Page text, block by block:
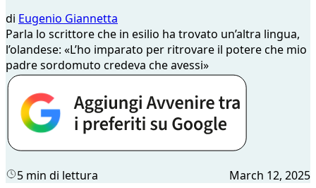
di Eugenio Giannetta
Parla lo scrittore che in esilio ha trovato un’altra lingua,
l’olandese: «L’ho imparato per ritrovare il potere che mio
padre sordomuto credeva che avessi»
5 min di lettura March 12, 2025